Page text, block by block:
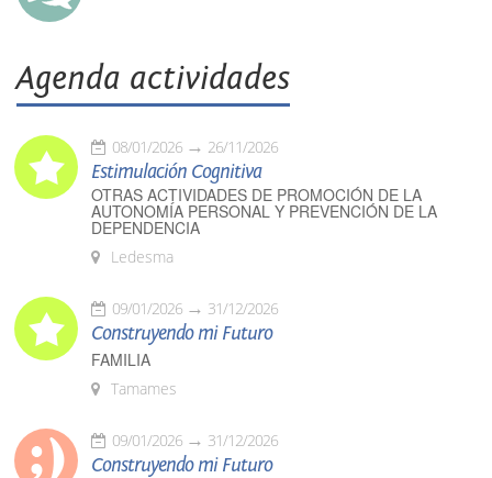
Agenda actividades
08/01/2026 26/11/2026
Estimulación Cognitiva
OTRAS ACTIVIDADES DE PROMOCIÓN DE LA
AUTONOMÍA PERSONAL Y PREVENCIÓN DE LA
DEPENDENCIA
Ledesma
09/01/2026 31/12/2026
Construyendo mi Futuro
FAMILIA
Tamames
09/01/2026 31/12/2026
Construyendo mi Futuro